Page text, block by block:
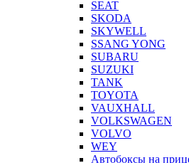
SEAT
SKODA
SKYWELL
SSANG YONG
SUBARU
SUZUKI
TANK
TOYOTA
VAUXHALL
VOLKSWAGEN
VOLVO
WEY
Автобоксы на